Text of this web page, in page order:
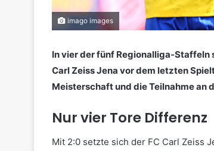
imago images
In vier der fünf Regionalliga-Staffeln
Carl Zeiss Jena vor dem letzten
Meisterschaft und die Teilnahme an
Nur vier Tore Differenz
Mit 2:0 setzte sich der FC Carl Zeiss